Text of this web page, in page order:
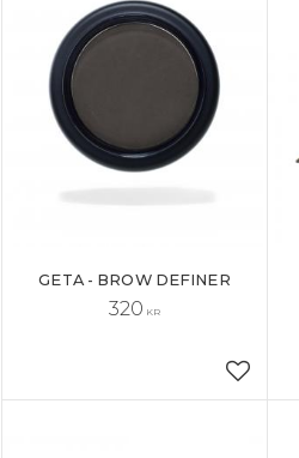
GETA - BROW DEFINER
320 KR
Lägg